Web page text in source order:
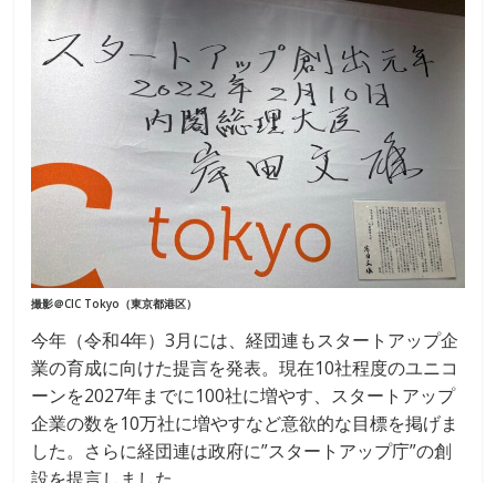
撮影＠CIC Tokyo（東京都港区）
今年（令和4年）3月には、経団連もスタートアップ企
業の育成に向けた提言を発表。現在10社程度のユニコ
ーンを2027年までに100社に増やす、スタートアップ
企業の数を10万社に増やすなど意欲的な目標を掲げま
した。さらに経団連は政府に”スタートアップ庁”の創